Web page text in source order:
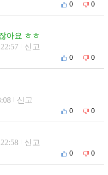
0 0
아요 ㅎㅎ
신고
0 0
신고
0 0
신고
0 0